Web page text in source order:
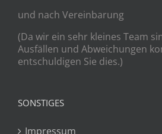
und nach Vereinbarung
(Da wir ein sehr kleines Team
Ausfällen und Abweichungen
entschuldigen Sie dies.)
SONSTIGES
Impressum